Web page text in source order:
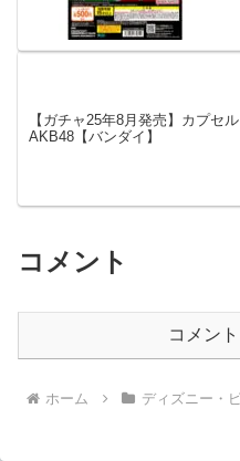
【ガチャ25年8月発売】カプセ
AKB48【バンダイ】
コメント
コメン
ホーム ディズニー・